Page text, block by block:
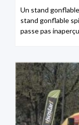
Un stand
stand gonflable
passe pas